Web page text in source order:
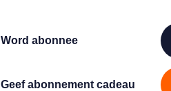
Word abonnee
Geef abonnement cadeau